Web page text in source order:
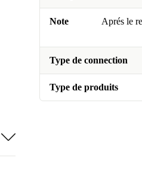
Note
Aprés le
Type de connection
Type de produits